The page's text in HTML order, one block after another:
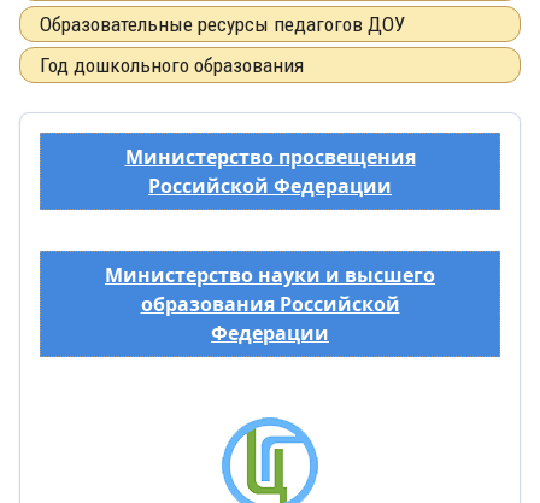
Образовательные ресурсы педагогов ДОУ
Год дошкольного образования
Министерство просвещения
Российской Федерации
Министерство науки и высшего
образования Российской
Федерации